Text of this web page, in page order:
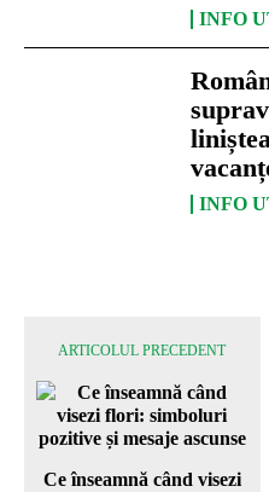
INFO
INFO
ARTICOLUL PRECEDENT
Ce înseamnă când visezi